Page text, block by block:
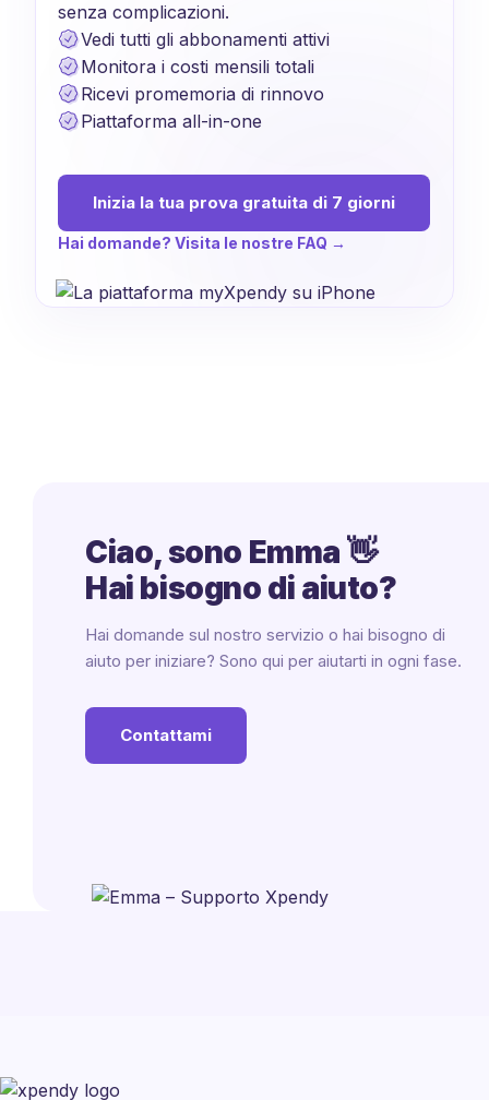
senza complicazioni.
Vedi tutti gli abbonamenti attivi
Monitora i costi mensili totali
Ricevi promemoria di rinnovo
Piattaforma all-in-one
Inizia la tua prova gratuita di 7 giorni
Hai domande? Visita le nostre FAQ →
Ciao, sono Emma 👋
Hai bisogno di aiuto?
Hai domande sul nostro servizio o hai bisogno di
aiuto per iniziare? Sono qui per aiutarti in ogni fase.
Contattami